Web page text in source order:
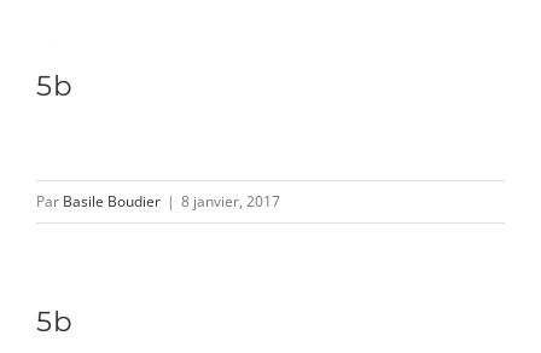
contenu
5b
Par Basile Boudier | 8 janvier, 2017
5b